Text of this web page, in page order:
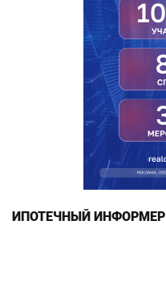
ИПОТЕЧНЫЙ ИНФОРМЕР